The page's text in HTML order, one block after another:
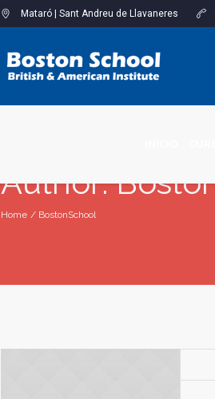
Mataró Sant Andreu de Llavaneres
Author:
Home / BostonSchool